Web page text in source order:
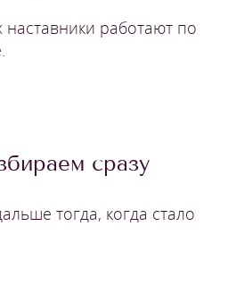
наставники работают по
сразу
тогда, когда стало